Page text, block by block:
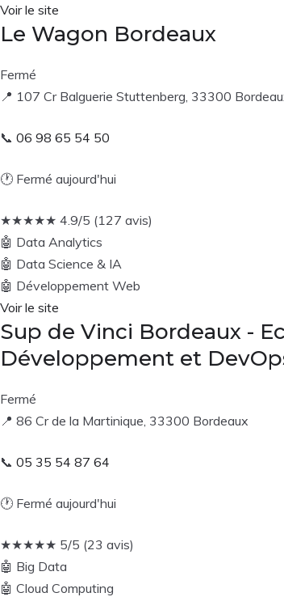
Voir le site
Le Wagon Bordeaux
Fermé
📍 107 Cr Balguerie Stuttenberg, 33300
📞 06 98 65 54 50
🕐 Fermé aujourd'hui
★★★★★ 4.9/5 (127 avis)
🤖 Data Analytics
🤖 Data Science & IA
🤖 Développement Web
Voir le site
Sup de Vinci Bordeaux -
Développement et
Fermé
📍 86 Cr de la Martinique, 33300 Bordeaux
📞 05 35 54 87 64
🕐 Fermé aujourd'hui
★★★★★ 5/5 (23 avis)
🤖 Big Data
🤖 Cloud Computing